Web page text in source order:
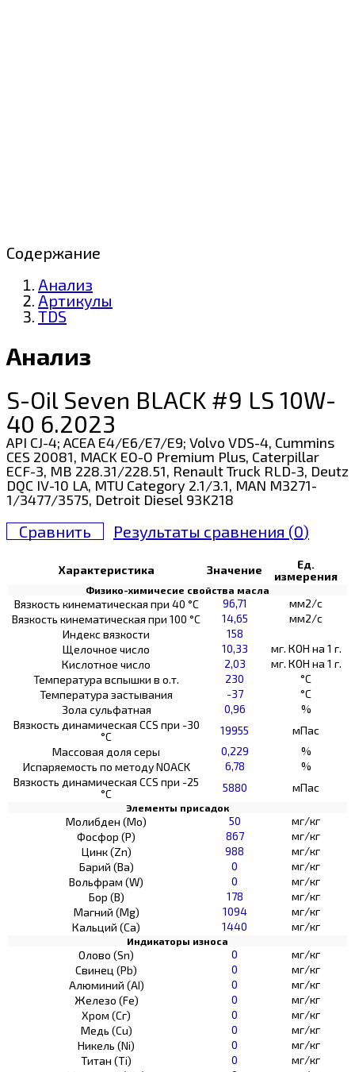
Содержание
Анализ
Артикулы
TDS
Анализ
S-Oil Seven BLACK #9 LS 10W-
40 6.2023
API CJ-4; ACEA E4/E6/E7/E9; Volvo VDS-4, Cummins
CES 20081, MACK EO-O Premium Plus, Caterpillar
ECF-3, MB 228.31/228.51, Renault Truck RLD-3, Deutz
DQC IV-10 LA, MTU Category 2.1/3.1, MAN M3271-
1/3477/3575, Detroit Diesel 93K218
Сравнить Результаты сравнения (0)
Характеристика Значение
Ед.
измерения
Физико-химичесие свойства масла
Вязкость кинематическая при 40 °С 96,71
мм2/с
Вязкость кинематическая при 100 °С
14,65
мм2/с
Индекс вязкости
158
Щелочное число
10,33
мг. КОН на 1 г.
Кислотное число
2,03
мг. КОН на 1 г.
Температура вспышки в о.т.
230
°C
Температура застывания
-37
°C
Зола сульфатная
0,96
%
Вязкость динамическая CCS при -30
°С
19955
мПас
Массовая доля серы
0,229
%
Испаряемость по методу NOACK
6,78
%
Вязкость динамическая CCS при -25
°С
5880 мПас
Элементы присадок
Молибден (Мо) 50
мг/кг
Фосфор (Р)
867
мг/кг
Цинк (Zn)
988
мг/кг
Барий (Ва)
0
мг/кг
Вольфрам (W)
0
мг/кг
Бор (В)
178
мг/кг
Магний (Mg)
1094
мг/кг
Кальций (Са)
1440 мг/кг
Индикаторы износа
Олово (Sn) 0
мг/кг
Свинец (Pb)
0
мг/кг
Алюминий (AI)
0
мг/кг
Железо (Fe)
0
мг/кг
Хром (Сг)
0
мг/кг
Медь (Cu)
0
мг/кг
Никель (Ni)
0
мг/кг
Титан (Ti)
0
мг/кг